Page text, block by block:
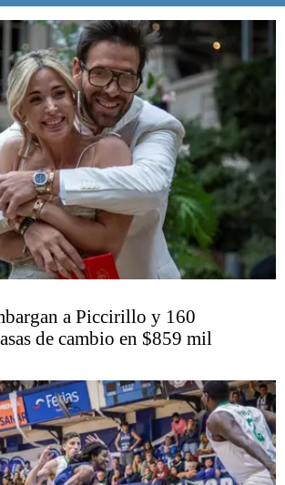
a Piccirillo y 160
de cambio en $859 mil